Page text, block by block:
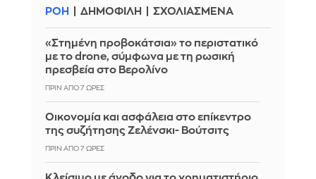
ΡΟΗ ΔΗΜΟΦΙΛΗ ΣΧΟΛΙΑΣΜΕΝΑ
«Στημένη προβοκάτσια» το περιστατικό
με το drone, σύμφωνα με τη ρωσική
πρεσβεία στο Βερολίνο
ΠΡΙΝ ΑΠΌ 7 ΏΡΕΣ
Οικονομία και ασφάλεια στο επίκεντρο
της συζήτησης Ζελένσκι- Βούτσιτς
ΠΡΙΝ ΑΠΌ 7 ΏΡΕΣ